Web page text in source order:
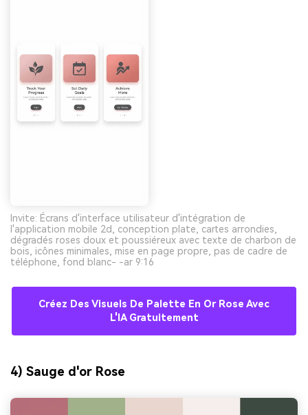
Invite: Écrans d'interface utilisateur d'intégration de
l'application mobile 2d, conception plate, cartes arrondies,
dégradés roses doux et poussiéreux avec texte de charbon de
bois, icônes minimales, mise en page propre, pas de cadre de
téléphone, fond blanc- -ar 9:16
Créez Des Visuels De Palette En Or Rose Avec
L'IA Gratuitement
4) Sauge d'or Rose